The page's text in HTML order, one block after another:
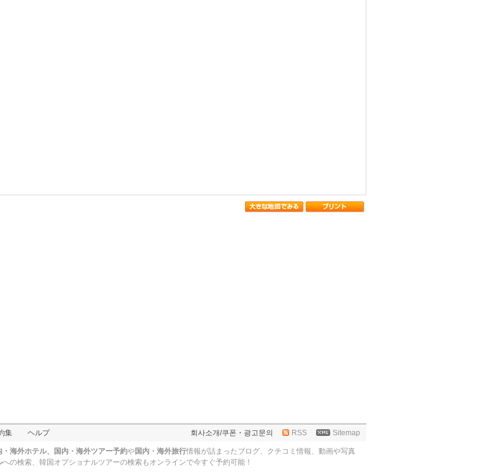
集 ヘルプ 회사소개/쿠폰・광고문의 RSS Sitemap
・海外ホテル、国内・海外ツアー予約や国内・海外旅行情報が詰まったブログ、クチコミ情報、動画や写真
への検索、 韓国オプショナルツアーの検索もオンラインで今すぐ予約可能！